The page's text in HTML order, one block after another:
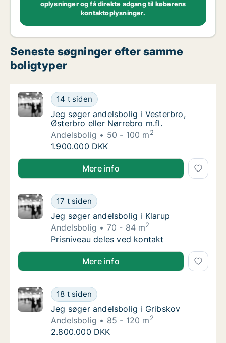
oplysninger og få direkte adgang til køberens
kontaktoplysninger.
Seneste søgninger efter samme
boligtyper
Jeg søger andelsbolig i Vesterbro, Østerbro
14 t siden
Jeg søger andelsbolig i Vesterbro, Østerbro
Jeg søger andelsbolig i Vesterbro,
Østerbro eller Nørrebro m.fl.
Andelsbolig
50 - 100 m2
Jeg søger andelsbolig i Vesterbro,
1.900.000 DKK
Jeg søger andelsbolig i Vesterbro, Østerbro eller
Mere info
Jeg søger andelsbolig i Klarup
17 t siden
Jeg søger andelsbolig i Klarup
Jeg søger andelsbolig i Klarup
Andelsbolig
70 - 84 m2
Jeg søger andelsbolig i Klarup
Prisniveau deles ved kontakt
Jeg søger andelsbolig i Klarup
Mere info
Jeg søger andelsbolig i Gribskov
18 t siden
Jeg søger andelsbolig i Gribskov
Jeg søger andelsbolig i Gribskov
Andelsbolig
85 - 120 m2
Jeg søger andelsbolig i Gribskov
2.800.000 DKK